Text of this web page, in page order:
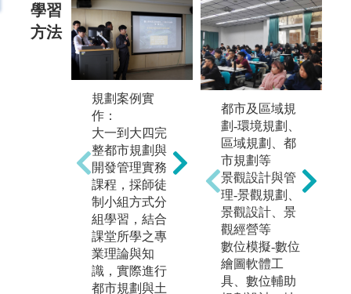
學習
方法
規劃案例實
作：
大一到大四完
整都市規劃與
開發管理實務
課程，採師徒
制小組方式分
組學習，結合
課堂所學之專
業理論與知
識，實際進行
都市規劃與土
作：
都市規劃與設
計過程中需借
重相關資訊軟
體的輔助，例
如地理資訊系
統（GIS）、
電腦繪圖（Aut
oCAD、Sketch
up等）、虛擬
實境（VR）、
都市及區域規
劃-環境規劃、
區域規劃、都
市規劃等
景觀設計與管
理-景觀規劃、
景觀設計、景
觀經營等
數位模擬-數位
繪圖軟體工
具、數位輔助